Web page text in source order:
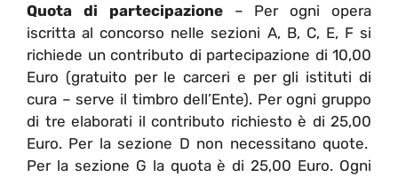
Quota di partecipazione– Per ogni opera
iscritta al concorso nelle sezioni A, B, C, E, F si
richiede un contributo di partecipazione di 10,00
Euro (gratuito per le carceri e per gli istituti di
cura – serve il timbro dell’Ente). Per ogni gruppo
di tre elaborati il contributo richiesto è di 25,00
Euro. Per la sezione D non necessitano quote.
Per la sezione G la quota è di 25,00 Euro. Ogni